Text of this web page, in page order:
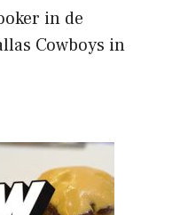
in de
Cowboys in